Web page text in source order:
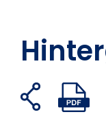
Freigabelinks
öffnen
Auf